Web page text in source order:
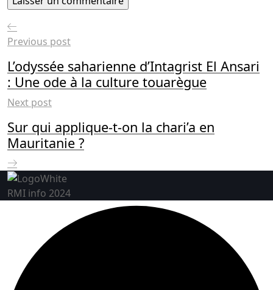
Previous post
L’odyssée saharienne d’Intagrist El Ansari
: Une ode à la culture touarègue
Next post
Sur qui applique-t-on la chari’a en
Mauritanie ?
RMI info 2024